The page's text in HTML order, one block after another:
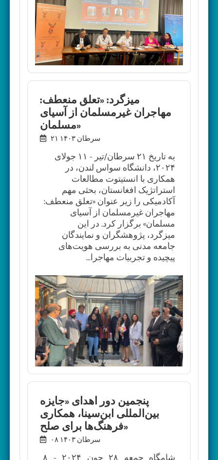
میزگرد: «تعلق منعطف:
مهاجران غیرمسلمان از آسیای
مسلمان»
۲۱ سرطان ۱۴۰۳
به تاریخ ۲۱ سرطان/تیر - ۱۱ جولای
۲۰۲۴، دانشگاه سواس لندن، در
همکاری با انستیتوت مطالعات
استراتژیک افغانستان، بحثی مهم
آکادمیکی را زیر عنوان «تعلق منعطف:
مهاجران غیرمسلمان از آسیای
مسلمان» برگزار کرد. در این
میزگرد، پژوهشگران و نمایندگان
جامعه مدنی به بررسی هویت‌های
پیچیده و تجربیات مهاجرا...
پنجمین دور اهدای «جایزه
بین‌المللی ابن‌سینا، همکاری
فرهنگ‌ها برای صلح»
۰۸ سرطان ۱۴۰۳
شامگاه جمعه ۲۸ جون ۲۰۲۴ - ۸